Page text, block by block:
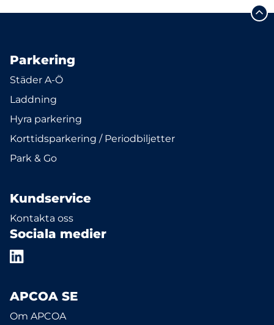
Parkering
Städer A-Ö
Laddning
Hyra parkering
Korttidsparkering / Periodbiljetter
Park & Go
Kundservice
Kontakta oss
Sociala medier
APCOA SE
Om APCOA